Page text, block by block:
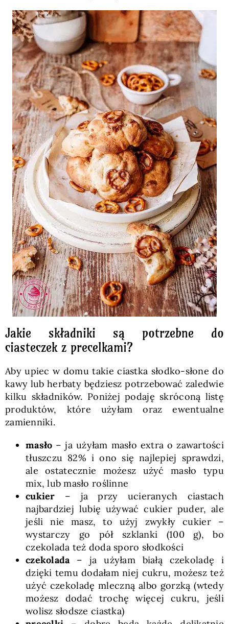
Jakie składniki są potrzebne do
ciasteczek z precelkami?
Aby upiec w domu takie ciastka słodko-słone do
kawy lub herbaty będziesz potrzebować zaledwie
kilku składników. Poniżej podaję skróconą listę
produktów, które użyłam oraz ewentualne
zamienniki.
masło – ja użyłam masło extra o zawartości
tłuszczu 82% i ono się najlepiej sprawdzi,
ale ostatecznie możesz użyć masło typu
mix, lub masło roślinne
cukier – ja przy ucieranych ciastach
najbardziej lubię używać cukier puder, ale
jeśli nie masz, to użyj zwykły cukier –
wystarczy go pół szklanki (100 g), bo
czekolada też doda sporo słodkości
czekolada – ja użyłam białą czekoladę i
dzięki temu dodałam niej cukru, możesz też
użyć czekoladę mleczną albo gorzką (wtedy
możesz dodać trochę więcej cukru, jeśli
wolisz słodsze ciastka)